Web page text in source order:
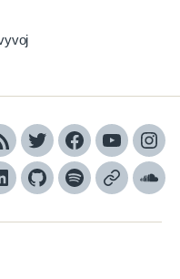
TwitterFacebook
YouTube
GithubSpotifyApple